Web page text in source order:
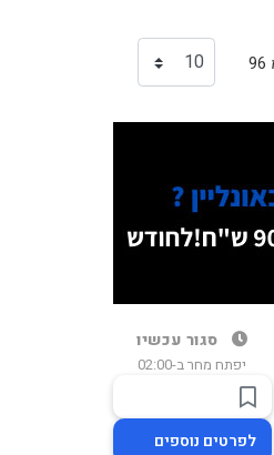
סגור עכשיו
יפתח מחר ב-02:00
לפרטים נוספים